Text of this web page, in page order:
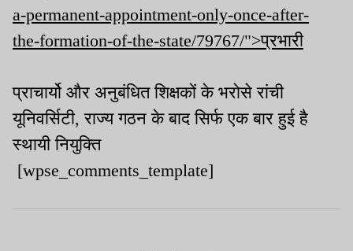
a-permanent-appointment-only-once-after-
the-formation-of-the-state/79767/">प्रभारी
प्राचार्यो और अनुबंधित शिक्षकों के भरोसे रांची
यूनिवर्सिटी, राज्य गठन के बाद सिर्फ एक बार हुई है
स्थायी नियुक्ति
[wpse_comments_template]